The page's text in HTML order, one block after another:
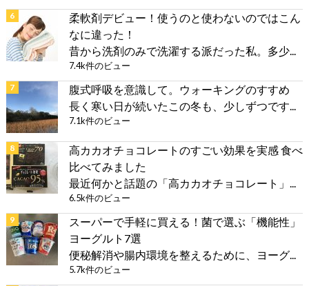
柔軟剤デビュー！使うのと使わないのではこん
なに違った！
昔から洗剤のみで洗濯する派だった私。多少...
7.4k件のビュー
腹式呼吸を意識して。ウォーキングのすすめ
長く寒い日が続いたこの冬も、少しずつです...
7.1k件のビュー
高カカオチョコレートのすごい効果を実感 食べ
比べてみました
最近何かと話題の「高カカオチョコレート」...
6.5k件のビュー
スーパーで手軽に買える！菌で選ぶ「機能性」
ヨーグルト7選
便秘解消や腸内環境を整えるために、ヨーグ...
5.7k件のビュー